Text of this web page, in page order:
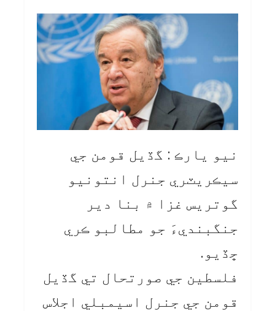
نيو يارڪ : گڏيل قومن جي
سيڪريٽري جنرل انتونيو
گوتريس غزا ۾ بنا دير
جنگبنديءَ جو مطالبو ڪري
ڇڏيو.
فلسطين جي صورتحال تي گڏيل
قومن جي جنرل اسيمبلي اجلاس